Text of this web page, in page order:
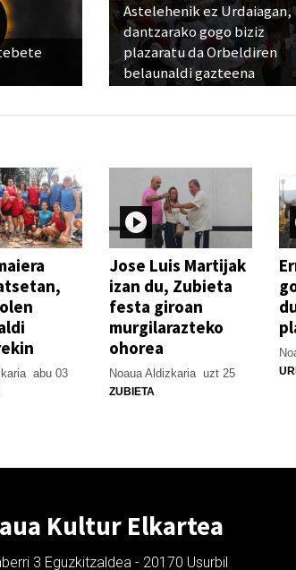
Astelehenik ez Urdaiagan,
dantzarako gogo biziz
plazaratu da Orbeldiren
belaunaldi gazteena
abu 03
Jose Luis Martijak
izan du, Zubieta
festa giroan
murgilarazteko
ohorea
Noaua Aldizkaria uzt 25
ZUBIETA
Kultur Elkartea
3 Eguzkitzaldea - 20170 Usurbil